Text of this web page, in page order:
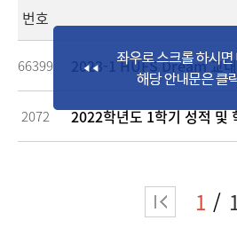
번호
66399 2023-1 HUFS Dream 교
2072 2022학년도 1학기 성적 및
1